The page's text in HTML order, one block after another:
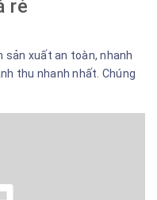
rẻ
sản xuất an toàn, nhanh
thu nhanh nhất. Chúng